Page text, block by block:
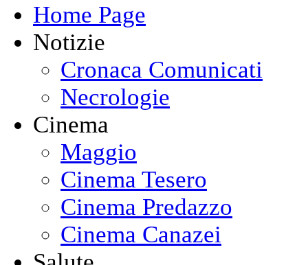
Home Page
Notizie
Cronaca Comunicati
Necrologie
Cinema
Maggio
Cinema Tesero
Cinema Predazzo
Cinema Canazei